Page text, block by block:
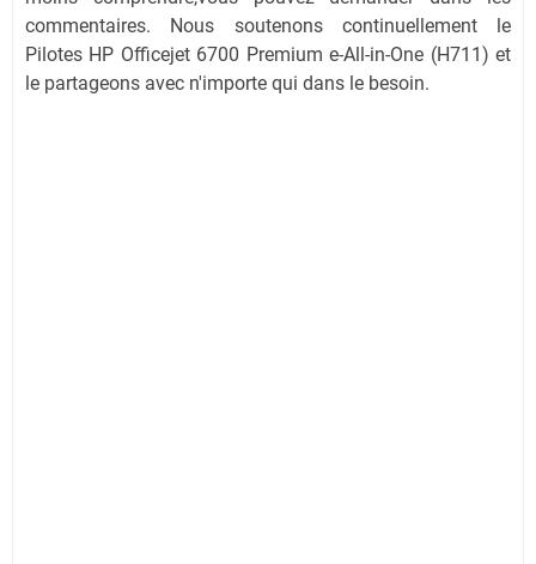
commentaires. Nous soutenons continuellement le
Pilotes HP Officejet 6700 Premium e-All-in-One (H711) et
le partageons avec n'importe qui dans le besoin.